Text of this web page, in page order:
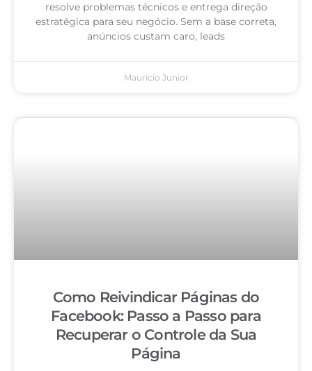
resolve problemas técnicos e entrega direção
estratégica para seu negócio. Sem a base correta,
anúncios custam caro, leads
Mauricio Junior
Como Reivindicar Páginas do
Facebook: Passo a Passo para
Recuperar o Controle da Sua
Página